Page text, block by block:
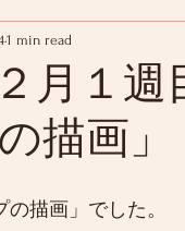
月１
描画」
1 min read
の描画」でした。